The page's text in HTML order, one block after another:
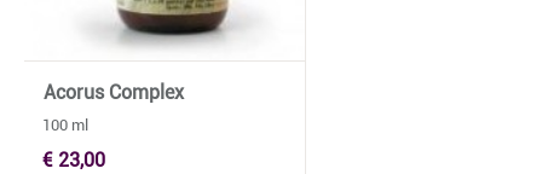
Acorus Complex
100 ml
€ 23,00